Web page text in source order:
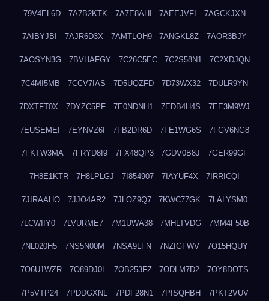
79V4EL6D 7A7B2KTK 7A7E8AHI 7AEEJVFI 7AGCKJXN
7AIBYJBI 7AJR6D3X 7AMTLOH9 7ANGKL8Z 7AOR3BJY
7AOSYN3G 7BVHAFGY 7C26C5EC 7C2S58N1 7C2XDJQN
7C4MI5MB 7CCV7IAS 7D5UQZFD 7D73WX32 7DULR9YN
7DXTFT0X 7DYZC5PF 7E0NDNH1 7EDB4H4S 7EE3M9WJ
7EUSEMEI 7EYNVZ6I 7FB2DR6D 7FE1WG6S 7FGV6NG8
7FKTW3MA 7FRYD8I9 7FX48QP3 7GDV0B8J 7GER99GF
7H8E1KTR 7H8LPLGJ 7I854907 7IAYUF4X 7IRRICQI
7JIRAAHO 7JJO4AR2 7JLOZ9Q7 7KWC77GK 7LALYSM0
7LCWIIY0 7LVURME7 7M1UWA38 7MHLTVDG 7MM4F50B
7NL020H5 7NS5N00M 7NSA9LFN 7NZIGFWV 7O15HQUY
7O6U1WZR 7O89DJ0L 7OB253FZ 7ODLM7D2 7OY8DOTS
7P5VTP24 7PDDGXNL 7PDF28N1 7PISQHBH 7PKT2VUV